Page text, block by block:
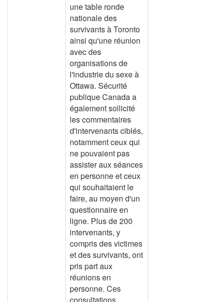
une table ronde
nationale des
survivants à Toronto
ainsi qu'une réunion
avec des
organisations de
l'industrie du sexe à
Ottawa. Sécurité
publique Canada a
également sollicité
les commentaires
d'intervenants ciblés,
notamment ceux qui
ne pouvaient pas
assister aux séances
en personne et ceux
qui souhaitaient le
faire, au moyen d'un
questionnaire en
ligne. Plus de 200
intervenants, y
compris des victimes
et des survivants, ont
pris part aux
réunions en
personne. Ces
consultations